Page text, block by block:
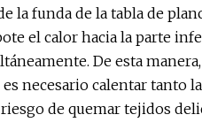
la funda de la tabla de
el calor hacia la parte
De esta
necesario calentar tanto
de quemar tejidos